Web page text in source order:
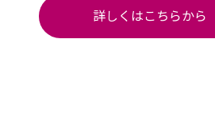
詳しくはこちらから